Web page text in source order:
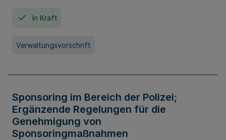
In Kraft
Verwaltungsvorschrift
Sponsoring im Bereich der Polizei;
Ergänzende Regelungen für die
Genehmigung von
Sponsoringmaßnahmen